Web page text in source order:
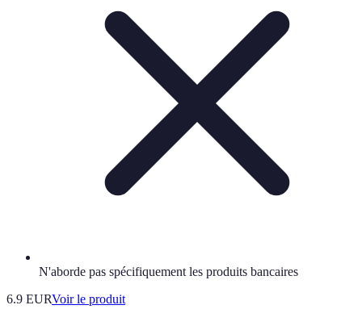
N'aborde pas spécifiquement les produits bancaires
6.9 EURVoir le produit